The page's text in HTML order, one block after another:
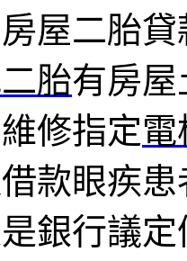
屋二胎
胎有房
修指定電
款眼疾患
銀行議